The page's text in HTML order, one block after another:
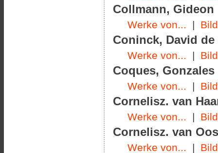
Collmann, Gideon
Werke von... |
Coninck, David de
Werke von... |
Coques, Gonzales
Werke von... |
Cornelisz. van
Werke von... |
Cornelisz. van
Werke von... |